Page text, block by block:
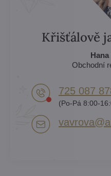
Křišťálově
Obchodní
725 087
(Po-Pá 8:00-